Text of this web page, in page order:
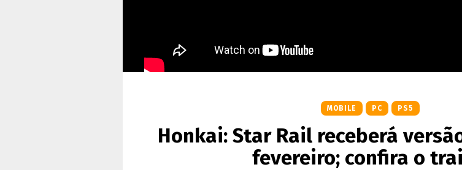
MOBILE PC PS5
Honkai: Star Rail receberá
fevereiro; confira o